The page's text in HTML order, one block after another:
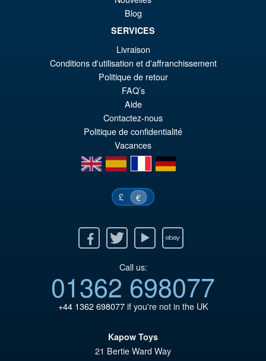
€77.39
VORBESTELLUNGEN
Blog
SERVICES
Livraison
Conditions d'utilisation et d'affranchissement
Politique de retour
FAQ’s
Aide
Contactez-nous
Politique de confidentialité
Vacances
en
es fr de
£ €
Twitter Youtube Ebay
Call us:
01362 698077
+44 1362 698077if you're not in the UK
Kapow Toys
21 Bertie Ward Way